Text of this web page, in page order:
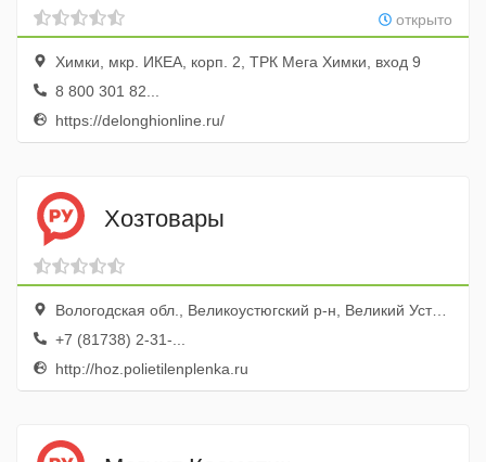
открыто
Химки, мкр. ИКЕА, корп. 2, ТРК Мега Химки, вход 9
8 800 301 82...
https://delonghionline.ru/
Хозтовары
Вологодская обл., Великоустюгский р-н, Великий Устюг, ул. Гледенская, 4а
+7 (81738) 2-31-...
http://hoz.polietilenplenka.ru